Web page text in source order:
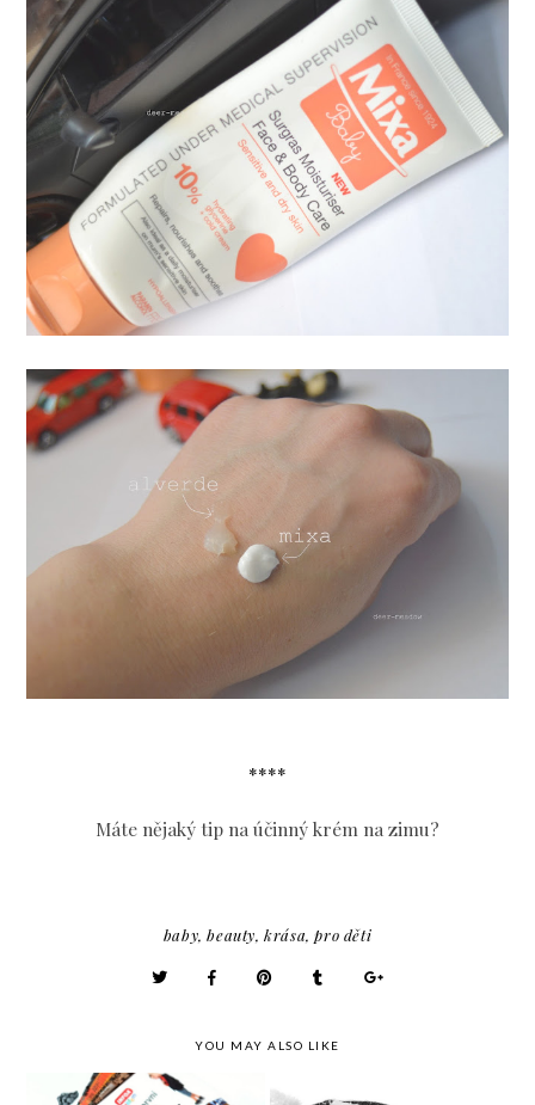
****
Máte nějaký tip na účinný krém na zimu?
baby, beauty, krása, pro děti
YOU MAY ALSO LIKE